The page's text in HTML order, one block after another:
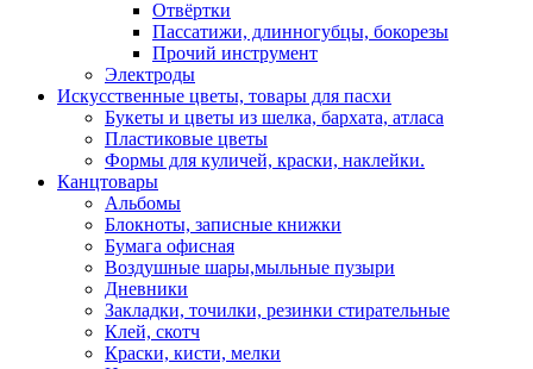
Отвёртки
Пассатижи, длинногубцы, бокорезы
Прочий инструмент
Электроды
Искусственные цветы, товары для пасхи
Букеты и цветы из шелка, бархата, атласа
Пластиковые цветы
Формы для куличей, краски, наклейки.
Канцтовары
Альбомы
Блокноты, записные книжки
Бумага офисная
Воздушные шары,мыльные пузыри
Дневники
Закладки, точилки, резинки стирательные
Клей, скотч
Краски, кисти, мелки